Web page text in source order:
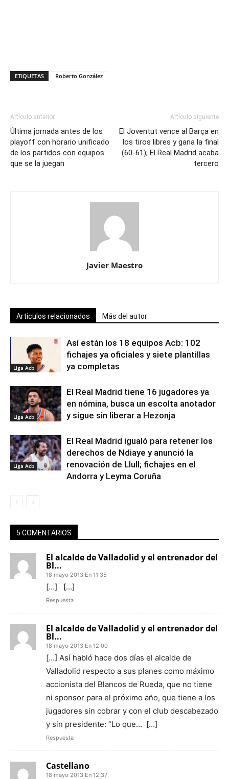
ETIQUETAS Roberto González
Artículo anterior
Última jornada antes de los
playoff con horario unificado
de los partidos con equipos
que se la juegan
Artículo siguiente
El Joventut vence al Barça en
los tiros libres y gana la final
(60-61); El Real Madrid acaba
tercero
Javier Maestro
Artículos relacionados Más del autor
Liga Acb
Así están los 18 equipos Acb: 102
fichajes ya oficiales y siete plantillas
ya completas
Liga Acb
El Real Madrid tiene 16 jugadores ya
en nómina, busca un escolta anotador
y sigue sin liberar a Hezonja
Liga Acb
El Real Madrid igualó para retener los
derechos de Ndiaye y anunció la
renovación de Llull; fichajes en el
Andorra y Leyma Coruña
5 COMENTARIOS
El alcalde de Valladolid y el entrenador del
Bl...
18 mayo 2013 En 11:35
[…] […]
Respuesta
El alcalde de Valladolid y el entrenador del
Bl...
18 mayo 2013 En 12:00
[…] Así habló hace dos días el alcalde de
Valladolid respecto a sus planes como máximo
accionista del Blancos de Rueda, que no tiene
ni sponsor para el próximo año, que tiene a los
jugadores sin cobrar y con el club descabezado
y sin presidente: “Lo que… […]
Respuesta
Castellano
18 mayo 2013 En 12:37